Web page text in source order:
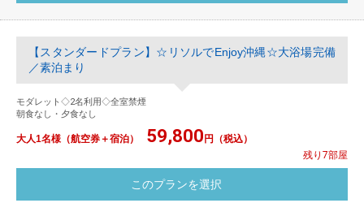
【スタンダードプラン】☆リソルでEnjoy沖縄☆大浴場完備
／素泊まり
モダレット◇2名利用◇全室禁煙
朝食なし・夕食なし
大人1名様（航空券＋宿泊） 59,800 円（税込）
残り7部屋